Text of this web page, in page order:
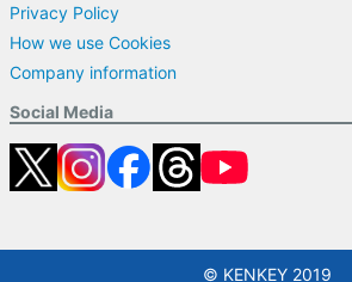
Privacy Policy
How we use Cookies
Company information
Social Media
© KENKEY 2019